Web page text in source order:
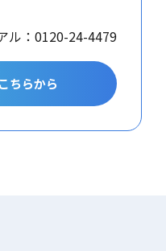
ル： 0120-24-4479
ちらから